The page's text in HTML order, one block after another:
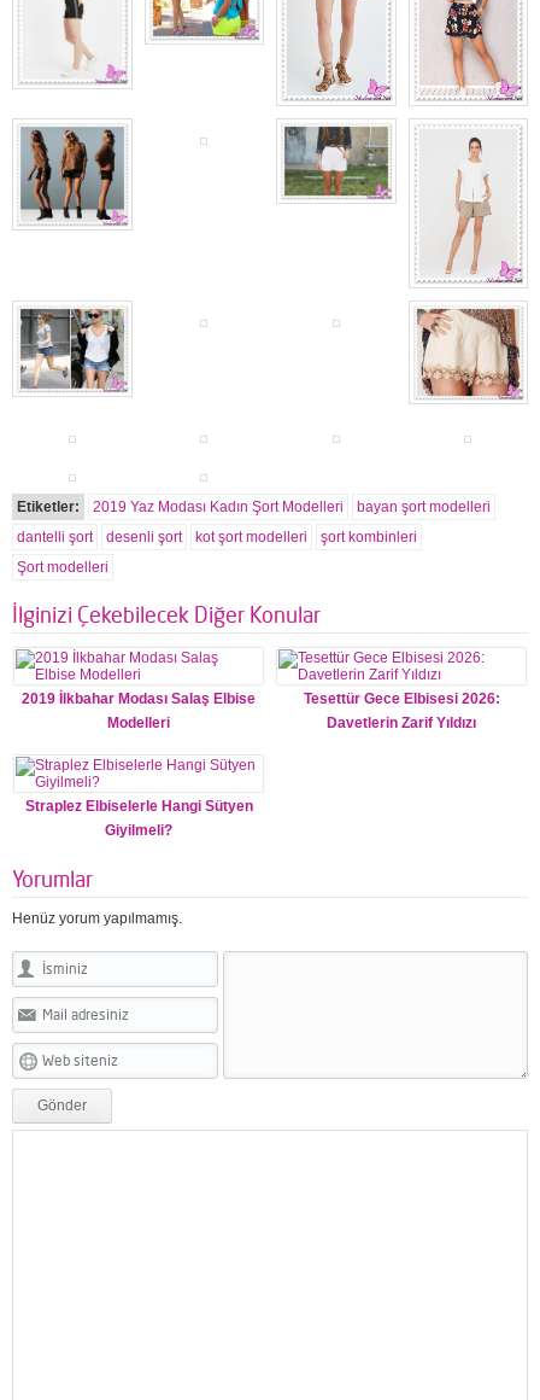
Etiketler: 2019 Yaz Modası Kadın Şort Modelleri
bayan şort modelleri
dantelli şort
desenli şort kot şort modelleri
şort kombinleri
Şort modelleri
İlginizi Çekebilecek Diğer Konular
2019 İlkbahar Modası Salaş Elbise
Modelleri
Tesettür Gece Elbisesi 2026:
Davetlerin Zarif Yıldızı
Straplez Elbiselerle Hangi Sütyen
Giyilmeli?
Yorumlar
Henüz yorum yapılmamış.